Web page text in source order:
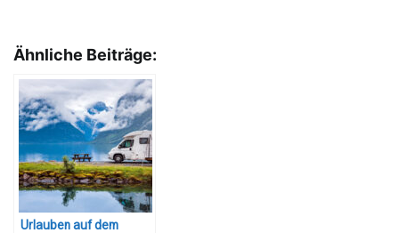
Ähnliche Beiträge:
Urlauben auf dem